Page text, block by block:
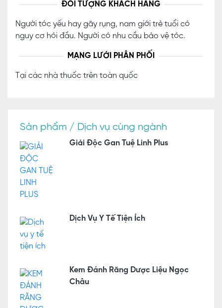
ĐỐI TƯỢNG KHÁCH HÀNG
Người tóc yếu hay gãy rụng, nam giới trẻ tuổi có
nguy cơ hói đầu. Người có nhu cầu bảo vệ tóc.
MẠNG LƯỚI PHÂN PHỐI
Tại các nhà thuốc trên toàn quốc
Sản phẩm / Dịch vụ cùng ngành
Giải Độc Gan Tuệ Linh Plus
Dịch Vụ Y Tế Tiện Ích
Kem Đánh Răng Dược Liệu Ngọc
Châu